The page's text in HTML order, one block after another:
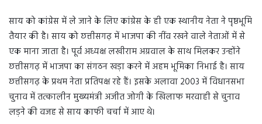
साय को कांग्रेस में ले जाने के लिए कांग्रेस के ही एक स्थानीय नेता ने पृष्ठभूमि
तैयार की है। साय को छत्तीसगढ़ में भाजपा की नींव रखने वाले नेताओं में से
एक माना जाता है। पूर्व अध्यक्ष लखीराम अग्रवाल के साथ मिलकर उन्होंने
छत्तीसगढ़ में भाजपा का संगठन खड़ा करने में अहम भूमिका निभाई है। साय
छत्तीसगढ़ के प्रथम नेता प्रतिपक्ष रहे हैं। इसके अलावा 2003 में विधानसभा
चुनाव में तत्कालीन मुख्यमंत्री अजीत जोगी के खिलाफ मरवाही से चुनाव
लड़ने की वजह से साय काफी चर्चा में आए थे।